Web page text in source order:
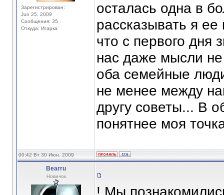
Зарегистрирован:
Jun 25, 2009
Сообщения: 35
Откуда: Игарка
осталась одна в
рассказывать я
что с первого дня
нас даже мысли
оба семейные
не менее между
другу советы... В
понятнее моя
00:42 Вт 30 Июн, 2009
Bearru
Новичок
! Мы